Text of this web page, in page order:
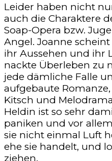
Leider haben nicht
auch die Charaktere
Soap-Opera bzw.
Angel. Joanne
ihr Aussehen und ihr
nackte Überleben zu
jede dämliche Falle
aufgebaute
Kitsch und
Heldin ist so sehr
paniken und vor
sie nicht einmal Luft
ehe sie handelt, und
ziehen.